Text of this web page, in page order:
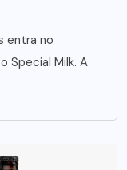
entra no
Special Milk. A